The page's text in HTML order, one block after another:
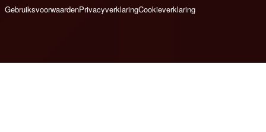
GebruiksvoorwaardenPrivacyverklaringCookieverklaring